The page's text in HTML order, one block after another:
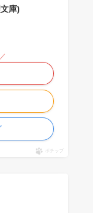
庫)
ポチップ